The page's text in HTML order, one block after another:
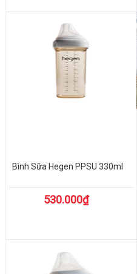
Bình Sữa Hegen PPSU 330ml
530.000₫